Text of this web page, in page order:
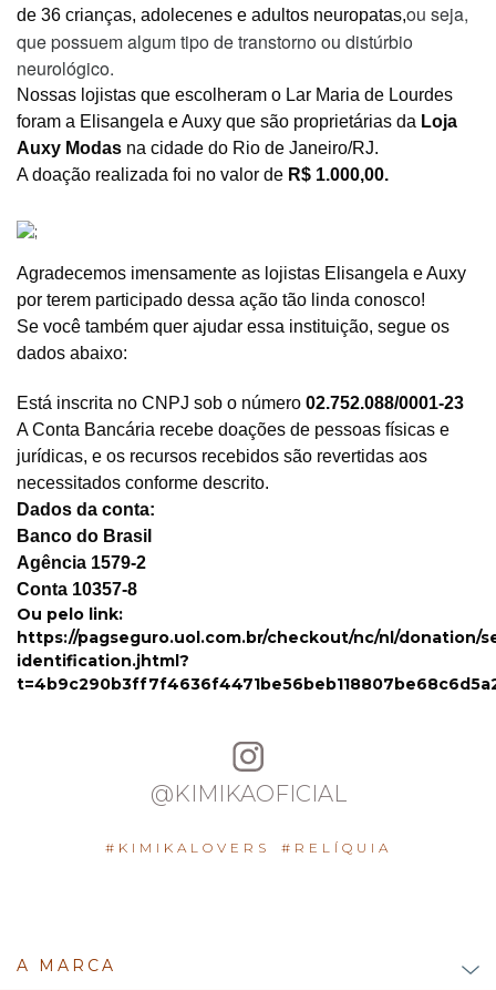
de 36 crianças, adolecenes e adultos neuropatas,ou seja,
que possuem algum tipo de transtorno ou distúrbio
neurológico.
Nossas lojistas que escolheram o Lar Maria de Lourdes
foram a Elisangela e Auxy que são proprietárias da Loja
Auxy Modas na cidade do Rio de Janeiro/RJ.
A doação realizada foi no valor de R$ 1.000,00.
Agradecemos imensamente as lojistas Elisangela e Auxy
por terem participado dessa ação tão linda conosco!
Se você também quer ajudar essa instituição, segue os
dados abaixo:
Está inscrita no CNPJ sob o número 02.752.088/0001-23
A Conta Bancária recebe doações de pessoas físicas e
jurídicas, e os recursos recebidos são revertidas aos
necessitados conforme descrito.
Dados da conta:
Banco do Brasil
Agência 1579-2
Conta 10357-8
Ou pelo link:
https://pagseguro.uol.com.br/checkout/nc/nl/donation/
identification.jhtml?
@KIMIKAOFICIAL
#KIMIKALOVERS #RELÍQUIA
A MARCA